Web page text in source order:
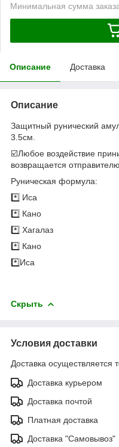
Минимальная сумма
Описание Доставка
Описание
Защитный рунический
3.5см.
☑️Любое воздействие
возвращается
Руническая формула: ⠀
*️⃣ Иса⠀
*️⃣ Кано⠀
*️⃣ Хагалаз
*️⃣ Кано⠀
*️⃣Иса
Скрыть
Условия доставки
Доставка осуществляется
Доставка курьером
Доставка почтой
Платная доставка
Доставка "Самовывоз"